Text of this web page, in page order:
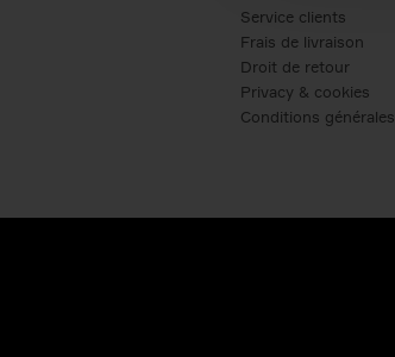
Service clients
Frais de livraison
Droit de retour
Privacy & cookies
Conditions générales